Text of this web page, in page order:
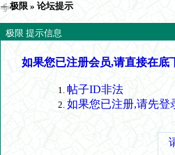
极限 » 论坛提示
极限 提示信息
如果您已注册会员,请直接在底
帖子ID非法
如果您已注册,请先登